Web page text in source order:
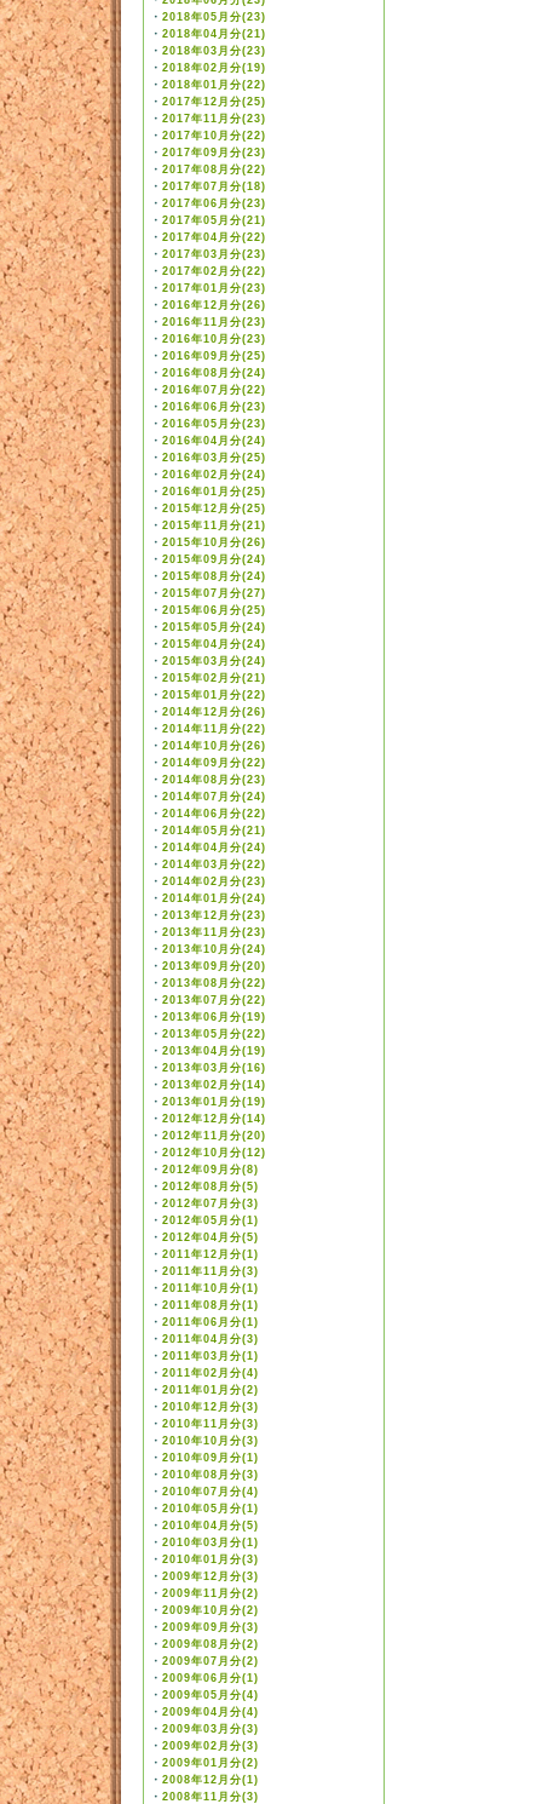
・ 2018年05月分(23)
・ 2018年04月分(21)
・ 2018年03月分(23)
・ 2018年02月分(19)
・ 2018年01月分(22)
・ 2017年12月分(25)
・ 2017年11月分(23)
・ 2017年10月分(22)
・ 2017年09月分(23)
・ 2017年08月分(22)
・ 2017年07月分(18)
・ 2017年06月分(23)
・ 2017年05月分(21)
・ 2017年04月分(22)
・ 2017年03月分(23)
・ 2017年02月分(22)
・ 2017年01月分(23)
・ 2016年12月分(26)
・ 2016年11月分(23)
・ 2016年10月分(23)
・ 2016年09月分(25)
・ 2016年08月分(24)
・ 2016年07月分(22)
・ 2016年06月分(23)
・ 2016年05月分(23)
・ 2016年04月分(24)
・ 2016年03月分(25)
・ 2016年02月分(24)
・ 2016年01月分(25)
・ 2015年12月分(25)
・ 2015年11月分(21)
・ 2015年10月分(26)
・ 2015年09月分(24)
・ 2015年08月分(24)
・ 2015年07月分(27)
・ 2015年06月分(25)
・ 2015年05月分(24)
・ 2015年04月分(24)
・ 2015年03月分(24)
・ 2015年02月分(21)
・ 2015年01月分(22)
・ 2014年12月分(26)
・ 2014年11月分(22)
・ 2014年10月分(26)
・ 2014年09月分(22)
・ 2014年08月分(23)
・ 2014年07月分(24)
・ 2014年06月分(22)
・ 2014年05月分(21)
・ 2014年04月分(24)
・ 2014年03月分(22)
・ 2014年02月分(23)
・ 2014年01月分(24)
・ 2013年12月分(23)
・ 2013年11月分(23)
・ 2013年10月分(24)
・ 2013年09月分(20)
・ 2013年08月分(22)
・ 2013年07月分(22)
・ 2013年06月分(19)
・ 2013年05月分(22)
・ 2013年04月分(19)
・ 2013年03月分(16)
・ 2013年02月分(14)
・ 2013年01月分(19)
・ 2012年12月分(14)
・ 2012年11月分(20)
・ 2012年10月分(12)
・ 2012年09月分(8)
・ 2012年08月分(5)
・ 2012年07月分(3)
・ 2012年05月分(1)
・ 2012年04月分(5)
・ 2011年12月分(1)
・ 2011年11月分(3)
・ 2011年10月分(1)
・ 2011年08月分(1)
・ 2011年06月分(1)
・ 2011年04月分(3)
・ 2011年03月分(1)
・ 2011年02月分(4)
・ 2011年01月分(2)
・ 2010年12月分(3)
・ 2010年11月分(3)
・ 2010年10月分(3)
・ 2010年09月分(1)
・ 2010年08月分(3)
・ 2010年07月分(4)
・ 2010年05月分(1)
・ 2010年04月分(5)
・ 2010年03月分(1)
・ 2010年01月分(3)
・ 2009年12月分(3)
・ 2009年11月分(2)
・ 2009年10月分(2)
・ 2009年09月分(3)
・ 2009年08月分(2)
・ 2009年07月分(2)
・ 2009年06月分(1)
・ 2009年05月分(4)
・ 2009年04月分(4)
・ 2009年03月分(3)
・ 2009年02月分(3)
・ 2009年01月分(2)
・ 2008年12月分(1)
・ 2008年11月分(3)